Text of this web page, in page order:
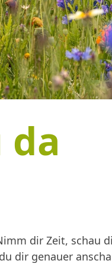
da
dir Zeit, schau
dir genauer